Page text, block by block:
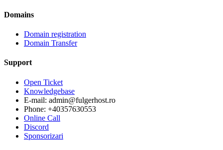
Domains
Domain registration
Domain Transfer
Support
Open Ticket
Knowledgebase
E-mail: admin@fulgerhost.ro
Phone: +40357630553
Online Call
Discord
Sponsorizari